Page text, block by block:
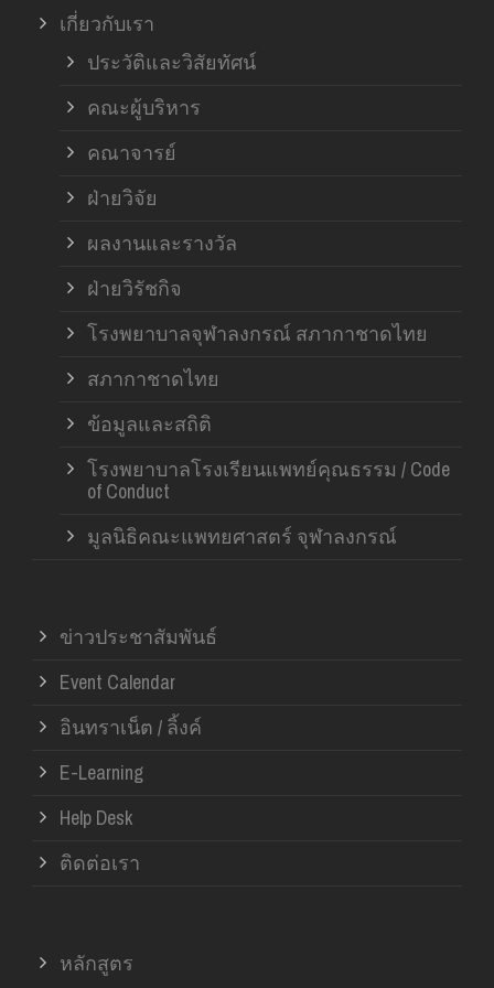
เกี่ยวกับเรา
ประวัติและวิสัยทัศน์
คณะผู้บริหาร
คณาจารย์
ฝ่ายวิจัย
ผลงานและรางวัล
ฝ่ายวิรัชกิจ
โรงพยาบาลจุฬาลงกรณ์ สภากาชาดไทย
สภากาชาดไทย
ข้อมูลและสถิติ
โรงพยาบาลโรงเรียนแพทย์คุณธรรม / Code
of Conduct
มูลนิธิคณะแพทยศาสตร์ จุฬาลงกรณ์
ข่าวประชาสัมพันธ์
Event Calendar
อินทราเน็ต / ลิ้งค์
E-Learning
Help Desk
ติดต่อเรา
หลักสูตร